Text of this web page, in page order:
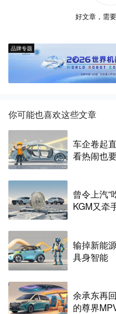
好文章，需
品牌专题
你可能也喜欢这些文章
车企卷起
看热闹也
曾令上汽“
KGM又牵
输掉新能
具身智能
余承东再
的尊界